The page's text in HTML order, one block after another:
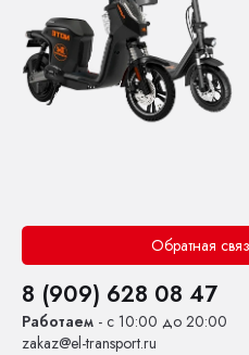
Обратная
8 (909) 628 08 47
Работаем - с 10:00 до 20:00
zakaz@el-transport.ru